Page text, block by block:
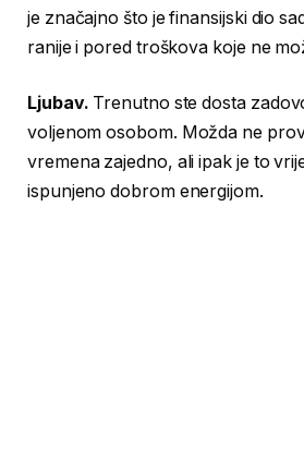
je značajno što je finansijski dio
ranije i pored troškova koje ne
Ljubav. Trenutno ste dosta
voljenom osobom. Možda ne
vremena zajedno, ali ipak je to
ispunjeno dobrom energijom.